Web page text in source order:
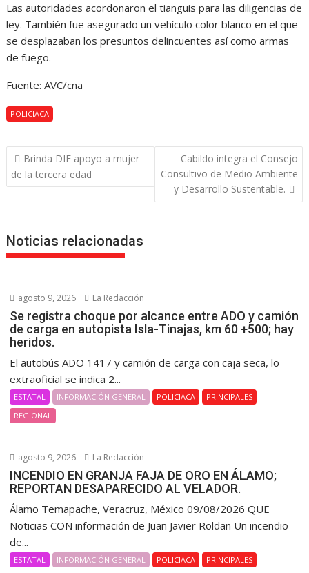
Las autoridades acordonaron el tianguis para las diligencias de
ley. También fue asegurado un vehículo color blanco en el que
se desplazaban los presuntos delincuentes así como armas
de fuego.
Fuente: AVC/cna
POLICIACA
Navegación
de
entradas
Brinda DIF apoyo a mujer
de la tercera edad
Cabildo integra el Consejo
Consultivo de Medio Ambiente
y Desarrollo Sustentable.
Noticias relacionadas
agosto 9, 2026 La Redacción
Se registra choque por alcance entre ADO y camión
de carga en autopista Isla-Tinajas, km 60 +500; hay
heridos.
El autobús ADO 1417 y camión de carga con caja seca, lo
extraoficial se indica 2...
ESTATAL INFORMACIÓN GENERAL POLICIACA
PRINCIPALES
REGIONAL
agosto 9, 2026 La Redacción
INCENDIO EN GRANJA FAJA DE ORO EN ÁLAMO;
REPORTAN DESAPARECIDO AL VELADOR.
Álamo Temapache, Veracruz, México 09/08/2026 QUE
Noticias CON información de Juan Javier Roldan Un incendio
de...
ESTATAL INFORMACIÓN GENERAL POLICIACA PRINCIPALES